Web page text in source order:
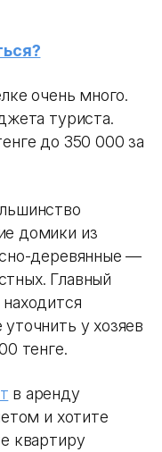
очень много.
туриста.
до 350 000 за
домики из
деревянные —
Главный
у хозяев
тенге.
в аренду
и хотите
квартиру